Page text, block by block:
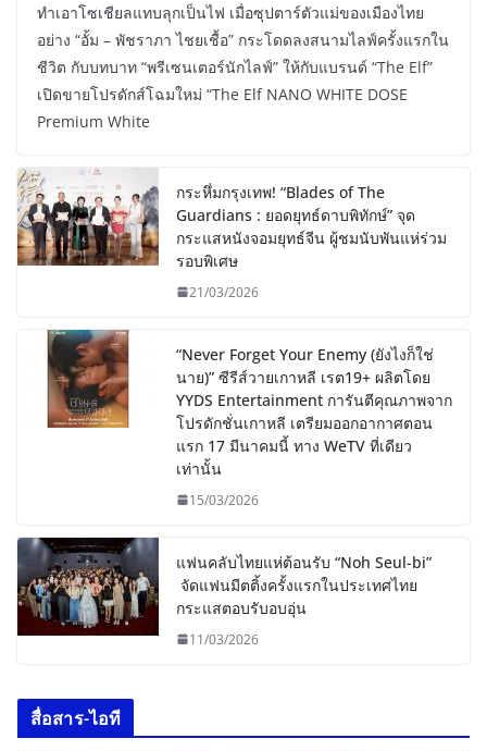
ทำเอาโซเชียลแทบลุกเป็นไฟ เมื่อซุปตาร์ตัวแม่ของเมืองไทย
อย่าง “อั้ม – พัชราภา ไชยเชื้อ” กระโดดลงสนามไลฟ์ครั้งแรกใน
ชีวิต กับบทบาท “พรีเซนเตอร์นักไลฟ์” ให้กับแบรนด์ “The Elf”
เปิดขายโปรดักส์โฉมใหม่ “The Elf NANO WHITE DOSE
Premium White
กระหึ่มกรุงเทพ! “Blades of The
Guardians : ยอดยุทธ์ดาบพิทักษ์” จุด
กระแสหนังจอมยุทธ์จีน ผู้ชมนับพันแห่ร่วม
รอบพิเศษ
21/03/2026
“Never Forget Your Enemy (ยังไงก็ใช่
นาย)” ซีรีส์วายเกาหลี เรต19+ ผลิตโดย
YYDS Entertainment การันตีคุณภาพจาก
โปรดักชั่นเกาหลี เตรียมออกอากาศตอน
แรก 17 มีนาคมนี้ ทาง WeTV ที่เดียว
เท่านั้น
15/03/2026
แฟนคลับไทยแห่ต้อนรับ “Noh Seul-bi”
จัดแฟนมีตติ้งครั้งแรกในประเทศไทย
กระแสตอบรับอบอุ่น
11/03/2026
สื่อสาร-ไอที